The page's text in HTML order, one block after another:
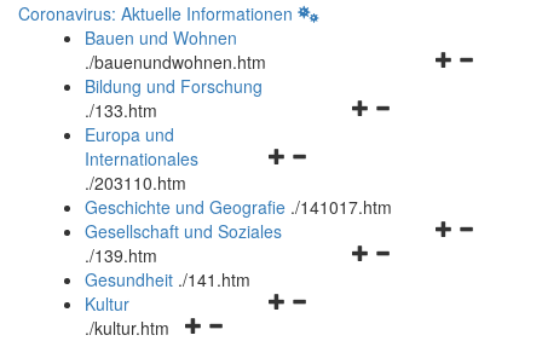
Coronavirus: Aktuelle Informationen
Bauen und Wohnen
./bauenundwohnen.htm
Navigationsmenü
Bildung und Forschung
./133.htm
Navigationsmenü
und
schließen
Europa und
Internationales
./203110.htm
Geschichte und Geografie ./141017.htm
Navigationsmenü
Gesellschaft und Soziales
./139.htm
Navigationsmenü
Gesundheit ./141.htm
Navigationsmenü
Kultur
./kultur.htm